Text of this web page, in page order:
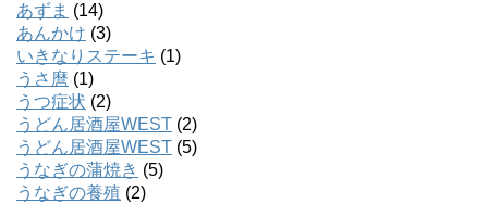
あずま (14)
あんかけ (3)
いきなりステーキ (1)
うさ麿 (1)
うつ症状 (2)
うどん居酒屋WEST (2)
うどん居酒屋WEST (5)
うなぎの蒲焼き (5)
うなぎの養殖 (2)